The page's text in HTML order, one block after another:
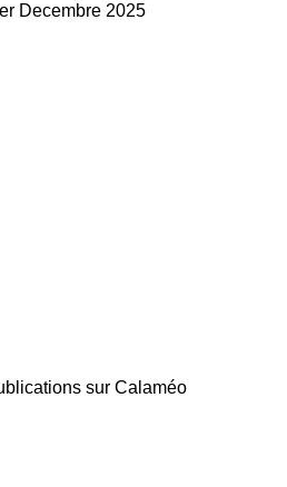
Decembre 2025
sur Calaméo